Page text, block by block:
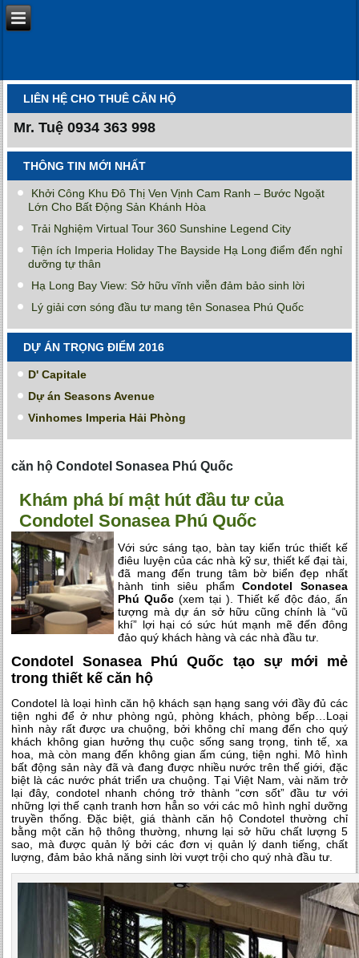
LIÊN HỆ CHO THUÊ CĂN HỘ
Mr. Tuệ 0934 363 998
THÔNG TIN MỚI NHẤT
Khởi Công Khu Đô Thị Ven Vịnh Cam Ranh – Bước Ngoặt
Lớn Cho Bất Động Sản Khánh Hòa
Trải Nghiệm Virtual Tour 360 Sunshine Legend City
Tiện ích Imperia Holiday The Bayside Hạ Long điểm đến nghỉ
dưỡng tự thân
Hạ Long Bay View: Sở hữu vĩnh viễn đảm bảo sinh lời
Lý giải cơn sóng đầu tư mang tên Sonasea Phú Quốc
DỰ ÁN TRỌNG ĐIỂM 2016
D' Capitale
Dự án Seasons Avenue
Vinhomes Imperia Hải Phòng
căn hộ Condotel Sonasea Phú Quốc
Khám phá bí mật hút đầu tư của
Condotel Sonasea Phú Quốc
Với sức sáng tạo, bàn tay kiến trúc thiết kế
điêu luyện của các nhà kỹ sư, thiết kế đại tài,
đã mang đến trung tâm bờ biển đẹp nhất
hành tinh siêu phẩmCondotel Sonasea
Phú Quốc (xem tại ) . Thiết kế độc đáo, ấn
tượng mà dự án sở hữu cũng chính là “vũ
khí” lợi hại có sức hút mạnh mẽ đến đông
đảo quý khách hàng và các nhà đầu tư.
Condotel Sonasea Phú Quốc tạo sự mới mẻ
trong thiết kế căn hộ
Condotel là loại hình căn hộ khách sạn hạng sang với đầy đủ các
tiện nghi để ở như phòng ngủ, phòng khách, phòng bếp…Loại
hình này rất được ưa chuộng, bởi không chỉ mang đến cho quý
khách không gian hưởng thụ cuộc sống sang trọng, tinh tế, xa
hoa, mà còn mang đến không gian ấm cúng, tiện nghi. Mô hình
bất động sản này đã và đang được nhiều nước trên thế giới, đặc
biệt là các nước phát triển ưa chuộng. Tại Việt Nam, vài năm trở
lại đây, condotel nhanh chóng trở thành “cơn sốt” đầu tư với
những lợi thế cạnh tranh hơn hẳn so với các mô hình nghỉ dưỡng
truyền thống. Đặc biệt, giá thành căn hộ Condotel thường chỉ
bằng một căn hộ thông thường, nhưng lại sở hữu chất lượng 5
sao, mà được quản lý bởi các đơn vị quản lý danh tiếng, chất
lượng, đảm bảo khả năng sinh lời vượt trội cho quý nhà đầu tư.